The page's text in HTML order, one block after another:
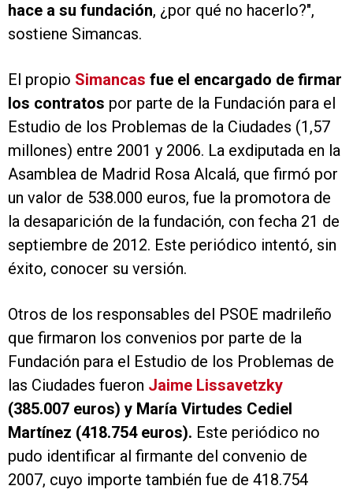
hace a su fundación, ¿por qué no hacerlo?",
sostiene Simancas.
El propio Simancas fue el encargado de firmar
los contratos por parte de la Fundación para el
Estudio de los Problemas de la Ciudades (1,57
millones) entre 2001 y 2006. La exdiputada en la
Asamblea de Madrid Rosa Alcalá, que firmó por
un valor de 538.000 euros, fue la promotora de
la desaparición de la fundación, con fecha 21 de
septiembre de 2012. Este periódico intentó, sin
éxito, conocer su versión.
Otros de los responsables del PSOE madrileño
que firmaron los convenios por parte de la
Fundación para el Estudio de los Problemas de
las Ciudades fueron Jaime Lissavetzky
(385.007 euros) y María Virtudes Cediel
Martínez (418.754 euros). Este periódico no
pudo identificar al firmante del convenio de
2007, cuyo importe también fue de 418.754